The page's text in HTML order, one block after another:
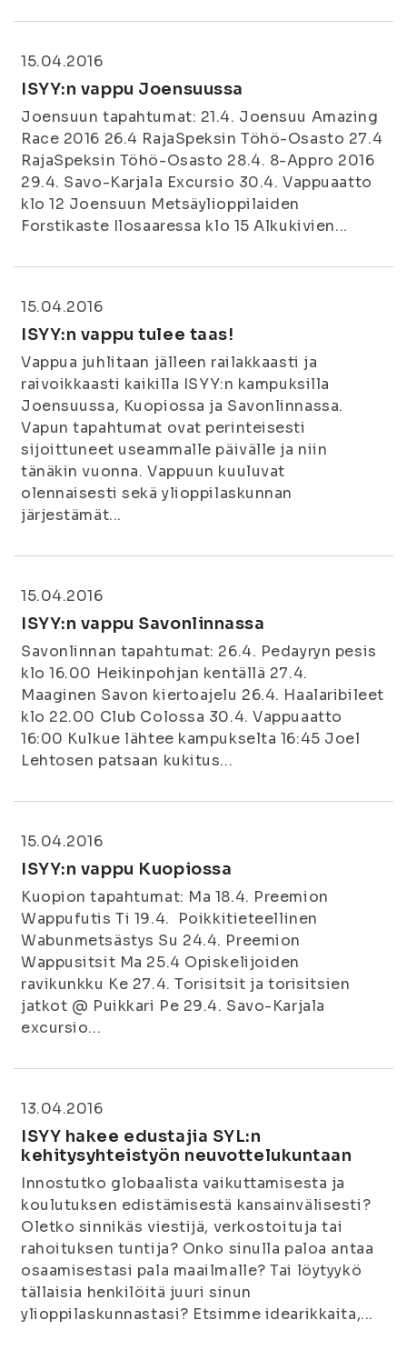
15.04.2016
ISYY:n vappu Joensuussa
Joensuun tapahtumat: 21.4. Joensuu Amazing
Race 2016 26.4 RajaSpeksin Töhö-Osasto 27.4
RajaSpeksin Töhö-Osasto 28.4. 8-Appro 2016
29.4. Savo-Karjala Excursio 30.4. Vappuaatto
klo 12 Joensuun Metsäylioppilaiden
Forstikaste Ilosaaressa klo 15 Alkukivien...
15.04.2016
ISYY:n vappu tulee taas!
Vappua juhlitaan jälleen railakkaasti ja
raivoikkaasti kaikilla ISYY:n kampuksilla
Joensuussa, Kuopiossa ja Savonlinnassa.
Vapun tapahtumat ovat perinteisesti
sijoittuneet useammalle päivälle ja niin
tänäkin vuonna. Vappuun kuuluvat
olennaisesti sekä ylioppilaskunnan
järjestämät...
15.04.2016
ISYY:n vappu Savonlinnassa
Savonlinnan tapahtumat: 26.4. Pedayryn pesis
klo 16.00 Heikinpohjan kentällä 27.4.
Maaginen Savon kiertoajelu 26.4. Haalaribileet
klo 22.00 Club Colossa 30.4. Vappuaatto
16:00 Kulkue lähtee kampukselta 16:45 Joel
Lehtosen patsaan kukitus...
15.04.2016
ISYY:n vappu Kuopiossa
Kuopion tapahtumat: Ma 18.4. Preemion
Wappufutis Ti 19.4. Poikkitieteellinen
Wabunmetsästys Su 24.4. Preemion
Wappusitsit Ma 25.4 Opiskelijoiden
ravikunkku Ke 27.4. Torisitsit ja torisitsien
jatkot @ Puikkari Pe 29.4. Savo-Karjala
excursio...
13.04.2016
ISYY hakee edustajia SYL:n
kehitysyhteistyön neuvottelukuntaan
Innostutko globaalista vaikuttamisesta ja
koulutuksen edistämisestä kansainvälisesti?
Oletko sinnikäs viestijä, verkostoituja tai
rahoituksen tuntija? Onko sinulla paloa antaa
osaamisestasi pala maailmalle? Tai löytyykö
tällaisia henkilöitä juuri sinun
ylioppilaskunnastasi? Etsimme idearikkaita,...